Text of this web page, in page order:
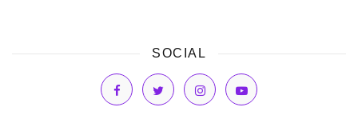
SOCIAL